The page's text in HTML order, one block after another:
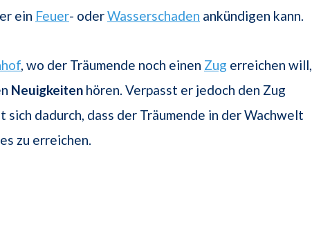
ein Feuer- oderWasserschaden ankündigen kann.
, wo der Träumende noch einen Zug erreichen will,
Neuigkeiten hören. Verpasst er jedoch den Zug
dadurch, dass der Träumende in der Wachwelt
zu erreichen.